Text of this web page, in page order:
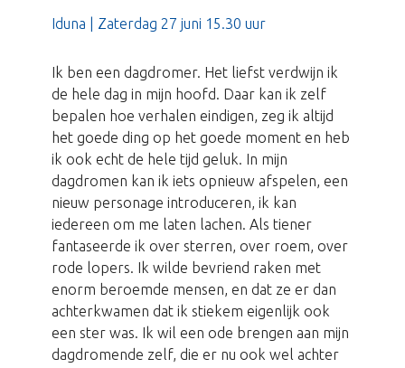
Iduna | Zaterdag 27 juni 15.30 uur
Ik ben een dagdromer. Het liefst verdwijn ik
de hele dag in mijn hoofd. Daar kan ik zelf
bepalen hoe verhalen eindigen, zeg ik altijd
het goede ding op het goede moment en heb
ik ook echt de hele tijd geluk. In mijn
dagdromen kan ik iets opnieuw afspelen, een
nieuw personage introduceren, ik kan
iedereen om me laten lachen. Als tiener
fantaseerde ik over sterren, over roem, over
rode lopers. Ik wilde bevriend raken met
enorm beroemde mensen, en dat ze er dan
achterkwamen dat ik stiekem eigenlijk ook
een ster was. Ik wil een ode brengen aan mijn
dagdromende zelf, die er nu ook wel achter